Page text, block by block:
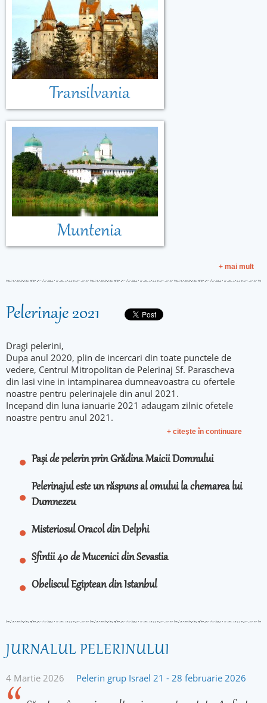
Transilvania
Muntenia
+ mai mult
Pelerinaje 2021
Dragi pelerini,
Dupa anul 2020, plin de incercari din toate punctele de
vedere, Centrul Mitropolitan de Pelerinaj Sf. Parascheva
din Iasi vine in intampinarea dumneavoastra cu ofertele
noastre pentru pelerinajele din anul 2021.
Incepand din luna ianuarie 2021 adaugam zilnic ofetele
noastre pentru anul 2021.
+ citeşte în continuare
Pași de pelerin prin Grădina Maicii Domnului
Pelerinajul este un răspuns al omului la chemarea lui
Dumnezeu
Misteriosul Oracol din Delphi
Sfintii 40 de Mucenici din Sevastia
Obeliscul Egiptean din Istanbul
JURNALUL PELERINULUI
4 Martie 2026 Pelerin grup Israel 21 - 28 februarie 2026